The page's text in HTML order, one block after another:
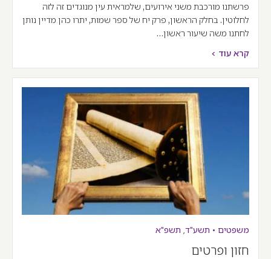
פרשתנו מורכבת משני אירועים, שלמראית עין מנוגדים זה לזה
לחלוטין. בחלק הראשון, פרק יח של ספר שמות, יתרו כהן מדיין נותן
לחתנו משה שיעור ראשון…
קרא עוד >
משפטים • תשע"ד, תשפ"א
חזון ופרטים